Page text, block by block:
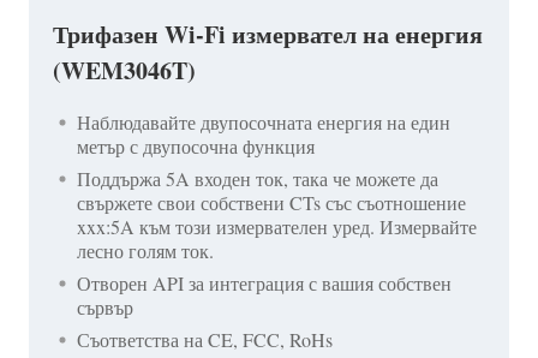
Трифазен Wi-Fi измервател на енергия
(WEM3046T)
Наблюдавайте двупосочната енергия на един
метър с двупосочна функция
Поддържа 5A входен ток, така че можете да
свържете свои собствени CTs със съотношение
xxx:5A към този измервателен уред. Измервайте
лесно голям ток.
Отворен API за интеграция с вашия собствен
сървър
Съответства на CE, FCC, RoHs